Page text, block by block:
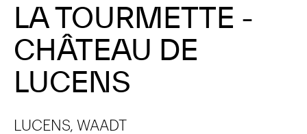
LA TOURMETTE -
CHÂTEAU DE
LUCENS
LUCENS, WAADT